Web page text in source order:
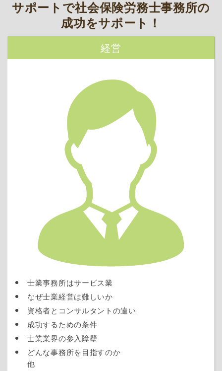
サポートで社会保険労務士事務所の
成功をサポート！
経営
士業事務所はサービス業
なぜ士業経営は難しいか
資格者とコンサルタントの違い
成功するための条件
士業業界の参入障壁
どんな事務所を目指すのか
他